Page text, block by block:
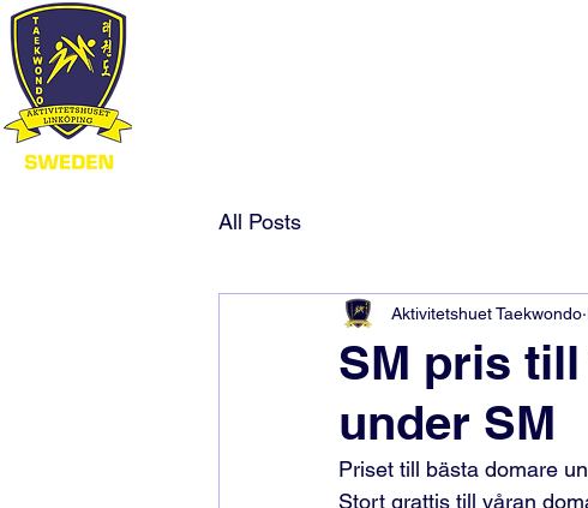
All Posts
SM pris
under SM
Aktivitetshuet Taekwondo
Priset till bästa domare
Stort grattis till våran